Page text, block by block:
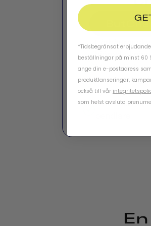
Förbättrat
Magnetisk
hjälmvisir
Utformad för
*Tidsbegränsat
beställningar på minst 60
ange din e-postadress
produktlanseringar,
också till vår
som helst avsluta